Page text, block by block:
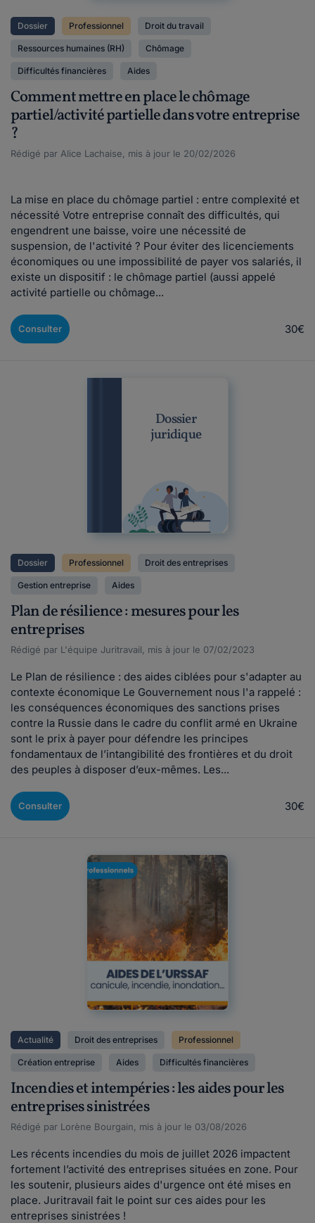
Dossier Professionnel Droit du travail
Ressources humaines (RH) Chômage
Difficultés financières Aides
Comment mettre en place le chômage
partiel/activité partielle dans votre entreprise
?
Rédigé par Alice Lachaise, mis à jour le 20/02/2026
La mise en place du chômage partiel : entre complexité et
nécessité Votre entreprise connaît des difficultés, qui
engendrent une baisse, voire une nécessité de
suspension, de l'activité ? Pour éviter des licenciements
économiques ou une impossibilité de payer vos salariés, il
existe un dispositif : le chômage partiel (aussi appelé
activité partielle ou chômage...
Consulter 30€
Dossier
juridique
Dossier Professionnel Droit des entreprises
Gestion entreprise Aides
Plan de résilience : mesures pour les
entreprises
Rédigé par L'équipe Juritravail, mis à jour le 07/02/2023
Le Plan de résilience : des aides ciblées pour s'adapter au
contexte économique Le Gouvernement nous l'a rappelé :
les conséquences économiques des sanctions prises
contre la Russie dans le cadre du conflit armé en Ukraine
sont le prix à payer pour défendre les principes
fondamentaux de l’intangibilité des frontières et du droit
des peuples à disposer d’eux-mêmes. Les...
Consulter 30€
Actualité Droit des entreprises Professionnel
Création entreprise Aides Difficultés financières
Incendies et intempéries : les aides pour les
entreprises sinistrées
Rédigé par Lorène Bourgain, mis à jour le 03/08/2026
Les récents incendies du mois de juillet 2026 impactent
fortement l’activité des entreprises situées en zone. Pour
les soutenir, plusieurs aides d'urgence ont été mises en
place. Juritravail fait le point sur ces aides pour les
entreprises sinistrées !